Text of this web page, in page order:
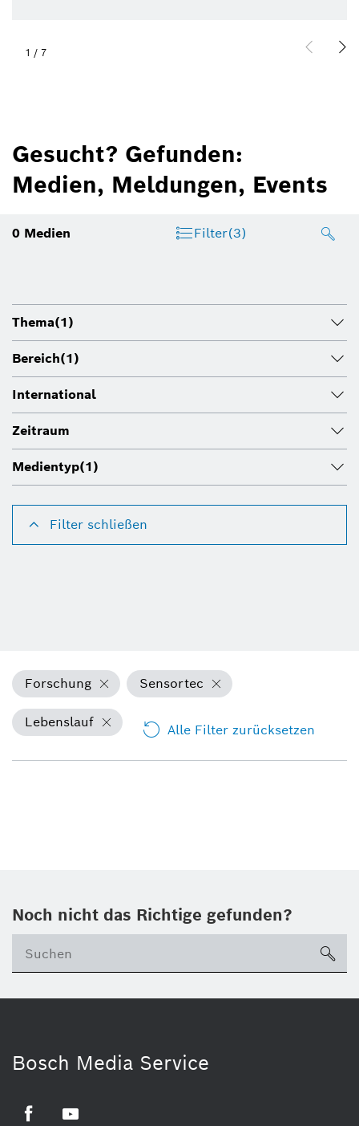
1 / 7
Gesucht? Gefunden:
Medien, Meldungen, Events
0 Medien Filter(3)
Thema(1)
Bereich(1)
International
Zeitraum
Medientyp(1)
Filter schließen
Forschung Sensortec
Lebenslauf Alle Filter zurücksetzen
Noch nicht das Richtige gefunden?
Bosch Media Service